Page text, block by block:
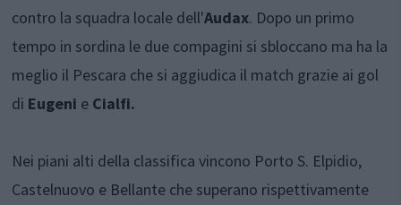
contro la squadra locale dell'Audax. Dopo un primo
tempo in sordina le due compagini si sbloccano ma ha la
meglio il Pescara che si aggiudica il match grazie ai gol
di Eugeni e Cialfi.
Nei piani alti della classifica vincono Porto S. Elpidio,
Castelnuovo e Bellante che superano rispettivamente